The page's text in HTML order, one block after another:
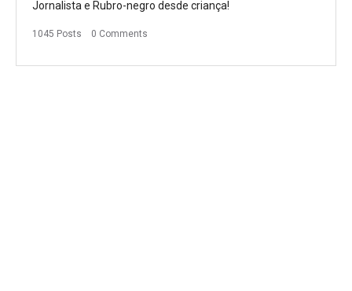
Jornalista e Rubro-negro desde criança!
1045 Posts 0 Comments